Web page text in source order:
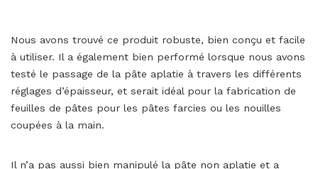
Nous avons trouvé ce produit robuste, bien conçu et facile
à utiliser. Il a également bien performé lorsque nous avons
testé le passage de la pâte aplatie à travers les différents
réglages d’épaisseur, et serait idéal pour la fabrication de
feuilles de pâtes pour les pâtes farcies ou les nouilles
coupées à la main.
Il n’a pas aussi bien manipulé la pâte non aplatie et a